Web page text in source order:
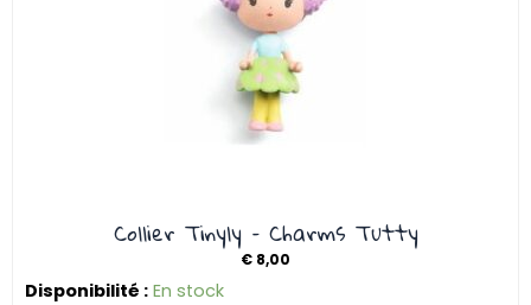
Collier Tinyly – Charms Tutty
€ 8,00
Disponibilité : En stock